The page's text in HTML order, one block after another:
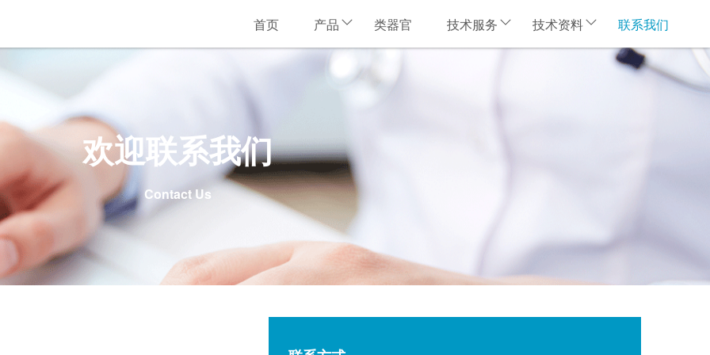
首页 产品 类器官 技术服务 技术资料 联系我们
欢迎联系我们
Contact Us